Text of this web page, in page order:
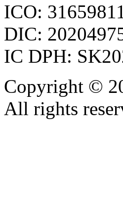
ICO:
DIC:
IC DPH:
Copyright ©
All rights